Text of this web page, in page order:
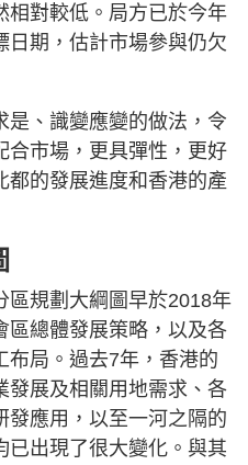
相對較低。局方已於今年
日期，估計市場參與仍欠
是、識變應變的做法，令
合市場，更具彈性，更好
都的發展進度和香港的產
區規劃大綱圖早於2018年
區總體發展策略，以及各
布局。過去7年，香港的
發展及相關用地需求、各
發應用，以至一河之隔的
已出現了很大變化。與其